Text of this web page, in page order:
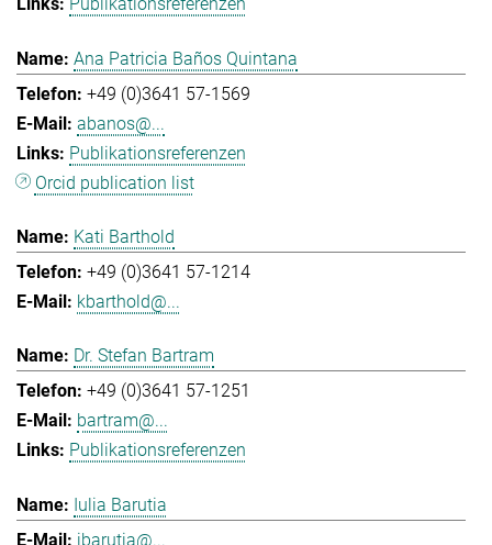
Ana Patricia Baños Quintana
+49 (0)3641 57-1569
abanos@...
Publikationsreferenzen
Orcid publication list
Kati Barthold
+49 (0)3641 57-1214
kbarthold@...
Dr. Stefan Bartram
+49 (0)3641 57-1251
bartram@...
Publikationsreferenzen
Iulia Barutia
ibarutia@...